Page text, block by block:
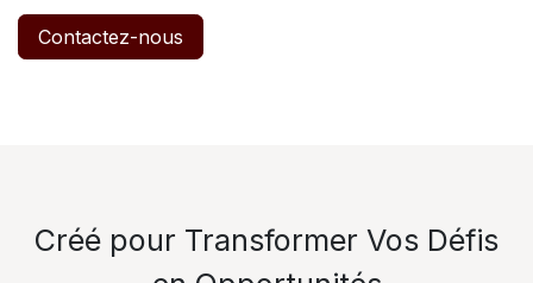
Contactez-nous
Créé pour Transformer Vos Défis